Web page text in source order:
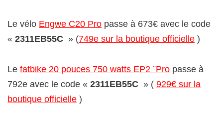
Le vélo Engwe C20 Pro passe à 673€ avec le code
« 2311EB55C » (749e sur la boutique officielle )
Le fatbike 20 pouces 750 watts EP2 ¨Pro passe à
792e avec le code « 2311EB55C » ( 929€ sur la
boutique officielle )